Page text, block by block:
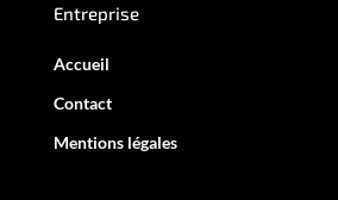
Entreprise
Accueil
Contact
Mentions légales